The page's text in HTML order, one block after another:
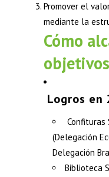
Promover el
mediante la
Cómo
Logros en
Confituras
(Delegación
Delegación
Biblioteca